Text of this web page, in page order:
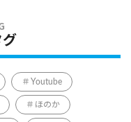
Youtube
ほのか